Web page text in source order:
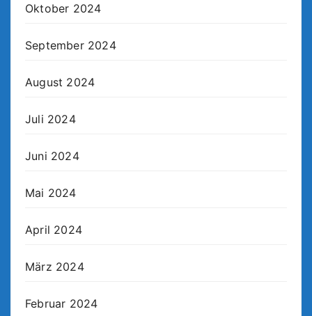
Oktober 2024
September 2024
August 2024
Juli 2024
Juni 2024
Mai 2024
April 2024
März 2024
Februar 2024